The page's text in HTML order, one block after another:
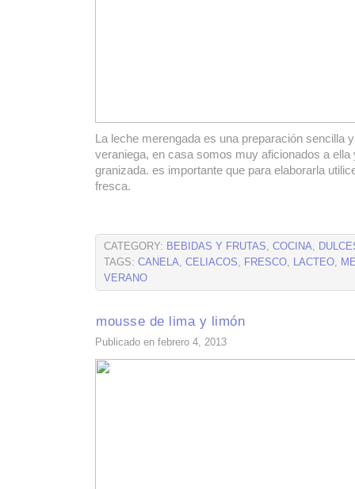
La leche merengada es una preparación sencilla
veraniega, en casa somos muy aficionados a ella
granizada. es importante que para elaborarla
fresca.
CATEGORY: BEBIDAS Y FRUTAS, COCINA,
TAGS: CANELA, CELIACOS, FRESCO, LACTEO,
VERANO
mousse de lima y limón
Publicado en febrero 4, 2013